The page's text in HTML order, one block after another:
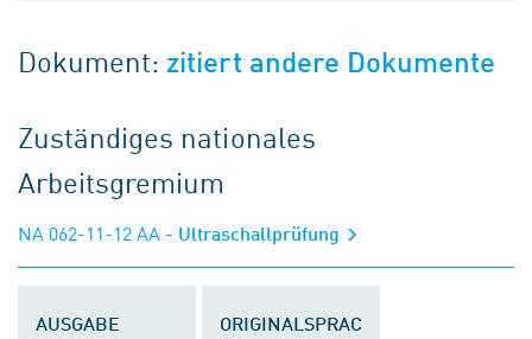
Dokument: zitiert andere Dokumente
Zuständiges nationales
Arbeitsgremium
NA 062-11-12 AA - Ultraschallprüfung
AUSGABE
ORIGINALSPRAC